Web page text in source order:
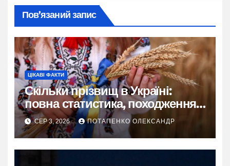
Пов’язаний запис
ЦІКАВІ ФАКТИ
Скільки прізвищ в Україні:
повна статистика, походження
та живі історії
СЕР 3, 2026 ПОТАПЕНКО ОЛЕКСАНДР